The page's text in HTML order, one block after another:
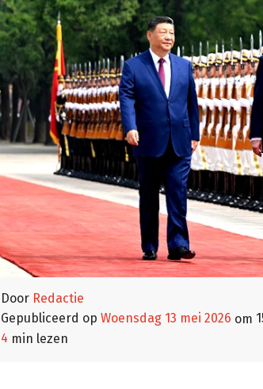
door Redactie
gepubliceerd op woensdag 13 mei 2026 om
4 min lezen